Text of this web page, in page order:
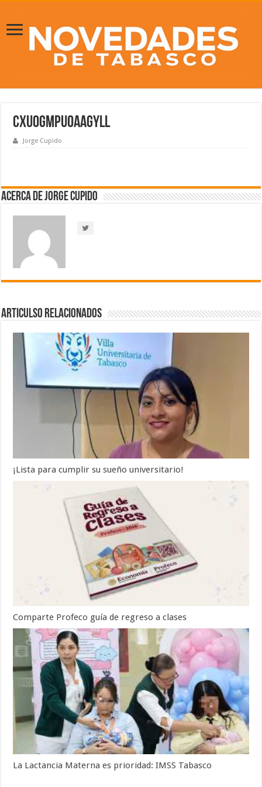
cxuogmpuoaagyll
Jorge Cupido
Acerca de Jorge Cupido
Articulso Relacionados
¡Lista para cumplir su sueño universitario!
Comparte Profeco guía de regreso a clases
La Lactancia Materna es prioridad: IMSS Tabasco